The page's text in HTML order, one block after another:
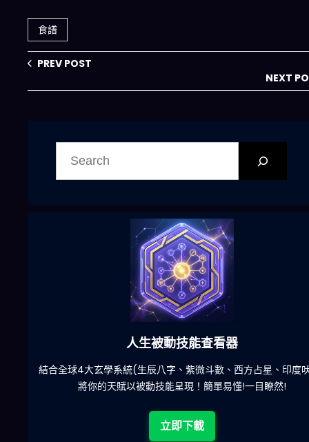
的選擇焦慮
食譜
PREV POST
NEXT
六合彩發達神器
減少超過500萬個低概率中獎組合，提高中獎率
立即下載